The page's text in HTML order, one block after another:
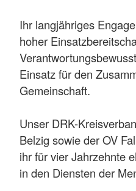
Ihr langjähriges
hoher
Einsatz für den
Gemeinschaft.
Unser DRK-
Belzig sowie der OV
ihr für vier Jahrzehnte
in den Diensten der